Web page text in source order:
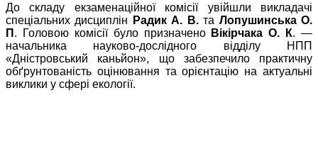
До складу екзаменаційної комісії увійшли викладачі
спеціальних дисциплін
Радик А. В.та Лопушинська О.
П . Головою комісії було призначено Вікірчака О. К. —
начальника науково-дослідного відділу НПП
«Дністровський каньйон», що забезпечило практичну
обґрунтованість оцінювання та орієнтацію на актуальні
виклики у сфері екології.